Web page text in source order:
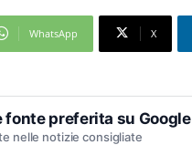
WhatsApp X
preferita su Google
nelle notizie consigliate